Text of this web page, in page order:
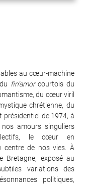
au cœur-machine
fin’amorcourtois du
du cœur viril
chrétienne, du
présidentiel de 1974, à
amours singuliers
le cœur en
centre de nos vies. À
Bretagne, exposé au
variations des
politiques,